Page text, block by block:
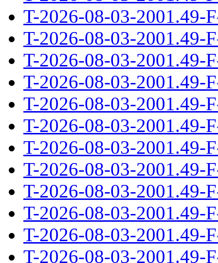
T-2026-08-03-2001.49-
T-2026-08-03-2001.49-
T-2026-08-03-2001.49-
T-2026-08-03-2001.49-
T-2026-08-03-2001.49-
T-2026-08-03-2001.49-
T-2026-08-03-2001.49-
T-2026-08-03-2001.49-
T-2026-08-03-2001.49-
T-2026-08-03-2001.49-
T-2026-08-03-2001.49-
T-2026-08-03-2001.49-